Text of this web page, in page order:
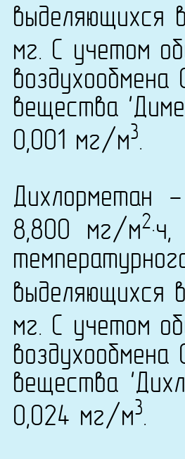
мг. С учетом
вещества
0,001 мг/м3.
Дихлорметан
8,800 мг/м2
выделяющихся
мг. С учетом
вещества
0,024 мг/м3.